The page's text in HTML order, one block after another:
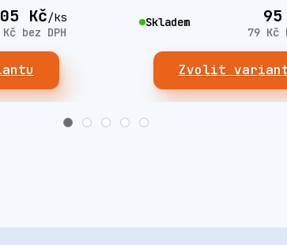
Kč/ks
bez DPH
79 Kč
Skladem
Zvolit